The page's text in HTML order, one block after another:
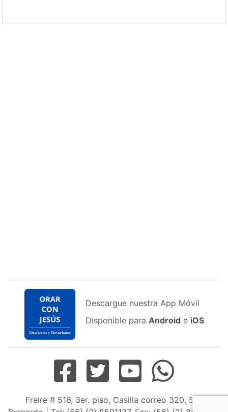
Descargue nuestra App Móvil
Disponible para Android e iOS
Freire # 516, 3er. piso, Casilla correo 320, San